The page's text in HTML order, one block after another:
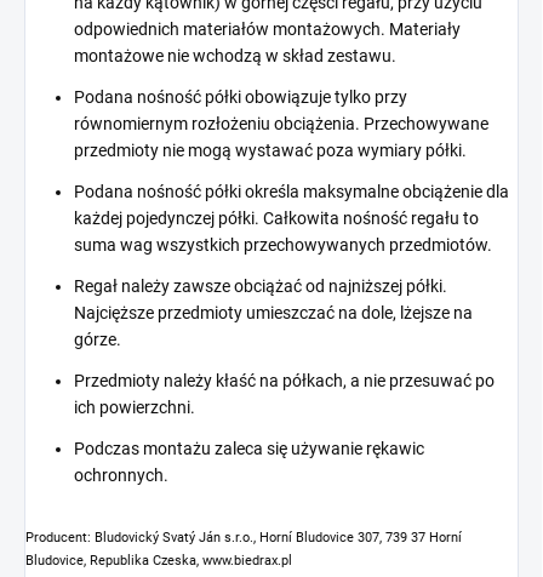
odpowiednich materiałów montażowych. Materiały
montażowe nie wchodzą w skład zestawu.
Podana nośność półki obowiązuje tylko przy
równomiernym rozłożeniu obciążenia. Przechowywane
przedmioty nie mogą wystawać poza wymiary półki.
Podana nośność półki określa maksymalne obciążenie dla
każdej pojedynczej półki. Całkowita nośność regału to
suma wag wszystkich przechowywanych przedmiotów.
Regał należy zawsze obciążać od najniższej półki.
Najcięższe przedmioty umieszczać na dole, lżejsze na
górze.
Przedmioty należy kłaść na półkach, a nie przesuwać po
ich powierzchni.
Podczas montażu zaleca się używanie rękawic
ochronnych.
Producent: Bludovický Svatý Ján s.r.o., Horní Bludovice 307, 739 37 Horní
Bludovice, Republika Czeska, www.biedrax.pl